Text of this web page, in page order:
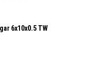
6x10x0.5 TW